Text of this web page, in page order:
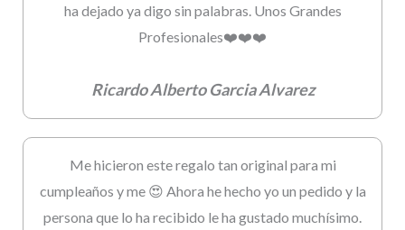
ha dejado ya digo sin palabras. Unos Grandes
Profesionales❤️❤️❤️
Ricardo Alberto Garcia Alvarez
Me hicieron este regalo tan original para mi
cumpleaños y me 😍 Ahora he hecho yo un pedido y la
persona que lo ha recibido le ha gustado muchísimo.